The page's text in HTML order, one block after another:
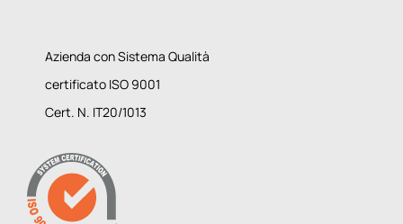
Azienda con Sistema Qualità
certificato ISO 9001
Cert. N. IT20/1013